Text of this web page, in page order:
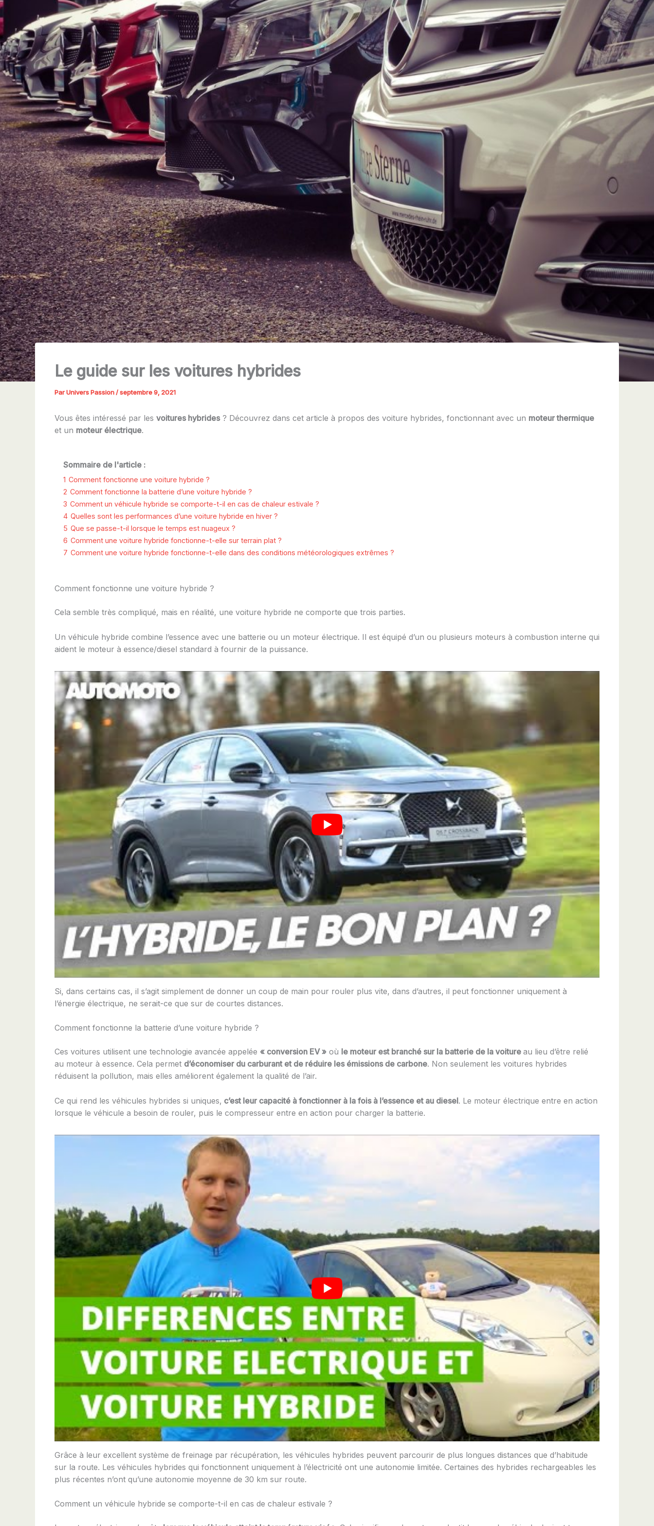
Le guide sur les voitures hybrides
ParUnivers Passion/septembre 9, 2021
Vous êtes intéressé par les voitures hybrides? Découvrez dans cet article à propos des voiture hybrides, fonctionnant avec un moteur thermique
et un moteur électrique.
Sommaire de l'article :
1 Comment fonctionne une voiture hybride ?
2 Comment fonctionne la batterie d’une voiture hybride ?
3 Comment un véhicule hybride se comporte-t-il en cas de chaleur estivale ?
4 Quelles sont les performances d’une voiture hybride en hiver ?
5 Que se passe-t-il lorsque le temps est nuageux ?
6 Comment une voiture hybride fonctionne-t-elle sur terrain plat ?
7 Comment une voiture hybride fonctionne-t-elle dans des conditions météorologiques extrêmes ?
Comment fonctionne une voiture hybride ?
Cela semble très compliqué, mais en réalité, une voiture hybride ne comporte que trois parties.
Un véhicule hybride combine l’essence avec une batterie ou un moteur électrique. Il est équipé d’un ou plusieurs moteurs à combustion interne qui
aident le moteur à essence/diesel standard à fournir de la puissance.
Si, dans certains cas, il s’agit simplement de donner un coup de main pour rouler plus vite, dans d’autres, il peut fonctionner uniquement à
l’énergie électrique, ne serait-ce que sur de courtes distances.
Comment fonctionne la batterie d’une voiture hybride ?
Ces voitures utilisent une technologie avancée appelée « conversion EV » où le moteur est branché sur la batterie de la voiture au lieu d’être relié
au moteur à essence. Cela permet d’économiser du carburant et de réduire les émissions de carbone. Non seulement les voitures hybrides
réduisent la pollution, mais elles améliorent également la qualité de l’air.
Ce qui rend les véhicules hybrides si uniques, c’est leur capacité à fonctionner à la fois à l’essence et au diesel. Le moteur électrique entre en action
lorsque le véhicule a besoin de rouler, puis le compresseur entre en action pour charger la batterie.
Grâce à leur excellent système de freinage par récupération, les véhicules hybrides peuvent parcourir de plus longues distances que d’habitude
sur la route. Les véhicules hybrides qui fonctionnent uniquement à l’électricité ont une autonomie limitée. Certaines des hybrides rechargeables les
plus récentes n’ont qu’une autonomie moyenne de 30 km sur route.
Comment un véhicule hybride se comporte-t-il en cas de chaleur estivale ?